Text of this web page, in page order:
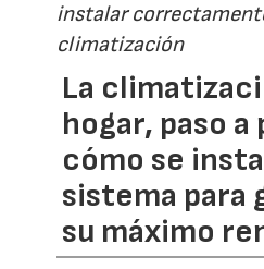
instalar
climatización
La
hogar, paso a
cómo se
sistema para
su máximo